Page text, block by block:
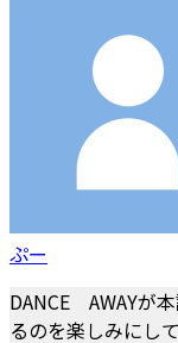
ぷー
DANCE AWAYが
るのを楽しみにし